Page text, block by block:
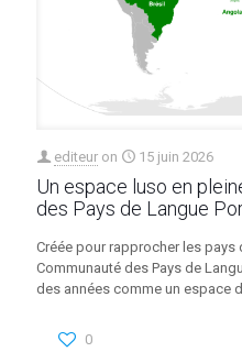
editeur on 15 juin 2026
Un espace luso en
des Pays de Langue
Créée pour rapprocher les pays
Communauté des Pays de
des années comme un espace
0